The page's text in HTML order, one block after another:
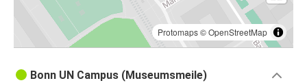
Protomaps©OpenStreetMap
Bonn UN Campus (Museumsmeile)